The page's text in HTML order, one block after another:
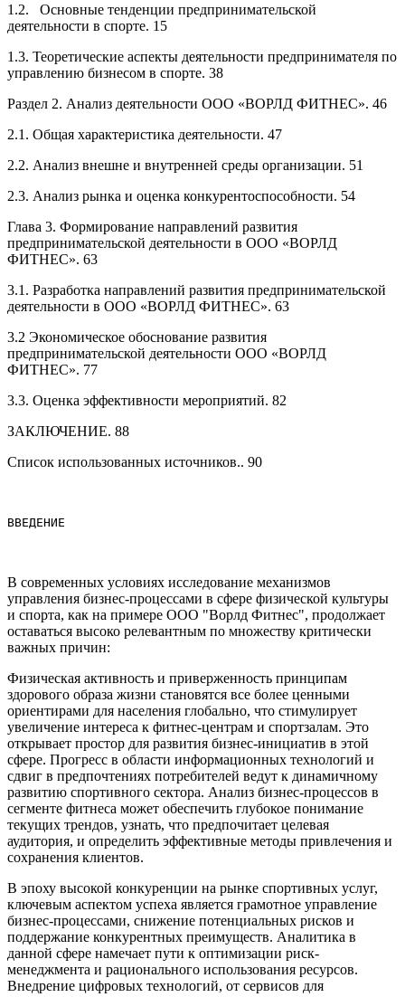
1.2. Основные тенденции предпринимательской
деятельности в спорте. 15
1.3. Теоретические аспекты деятельности предпринимателя по
управлению бизнесом в спорте. 38
Раздел 2. Анализ деятельности ООО «ВОРЛД ФИТНЕС». 46
2.1. Общая характеристика деятельности. 47
2.2. Анализ внешне и внутренней среды организации. 51
2.3. Анализ рынка и оценка конкурентоспособности. 54
Глава 3. Формирование направлений развития
предпринимательской деятельности в ООО «ВОРЛД
ФИТНЕС». 63
3.1. Разработка направлений развития предпринимательской
деятельности в ООО «ВОРЛД ФИТНЕС». 63
3.2 Экономическое обоснование развития
предпринимательской деятельности ООО «ВОРЛД
ФИТНЕС». 77
3.3. Оценка эффективности мероприятий. 82
ЗАКЛЮЧЕНИЕ. 88
Список использованных источников.. 90
ВВЕДЕНИЕ
В современных условиях исследование механизмов
управления бизнес-процессами в сфере физической культуры
и спорта, как на примере ООО "Ворлд Фитнес", продолжает
оставаться высоко релевантным по множеству критически
важных причин:
Физическая активность и приверженность принципам
здорового образа жизни становятся все более ценными
ориентирами для населения глобально, что стимулирует
увеличение интереса к фитнес-центрам и спортзалам. Это
открывает простор для развития бизнес-инициатив в этой
сфере. Прогресс в области информационных технологий и
сдвиг в предпочтениях потребителей ведут к динамичному
развитию спортивного сектора. Анализ бизнес-процессов в
сегменте фитнеса может обеспечить глубокое понимание
текущих трендов, узнать, что предпочитает целевая
аудитория, и определить эффективные методы привлечения и
сохранения клиентов.
В эпоху высокой конкуренции на рынке спортивных услуг,
ключевым аспектом успеха является грамотное управление
бизнес-процессами, снижение потенциальных рисков и
поддержание конкурентных преимуществ. Аналитика в
данной сфере намечает пути к оптимизации риск-
менеджмента и рационального использования ресурсов.
Внедрение цифровых технологий, от сервисов для